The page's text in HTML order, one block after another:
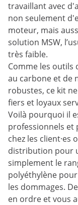
travaillant avec
non seulement
moteur, mais
solution MSW,
très faible.
Comme les outils
au carbone et de
robustes, ce kit
fiers et loyaux
Voilà pourquoi il
professionnels et
chez les client·es
distribution pour
simplement le
polyéthylène
les dommages.
en ordre et vous